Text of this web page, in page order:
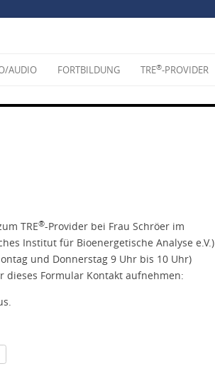
AUDIO FORTBILDUNG TRE®-PROVIDER
TRE®-Provider bei Frau Schröer im
Institut für Bioenergetische Analyse e.V.)
und Donnerstag 9 Uhr bis 10 Uhr)
dieses Formular Kontakt aufnehmen: